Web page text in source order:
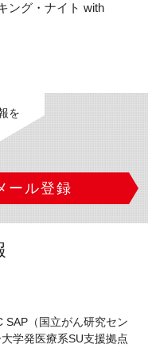
ング・ナイト with
を
ール登録
SAP（国立がん研究セン
大学発医療系SU支援拠点